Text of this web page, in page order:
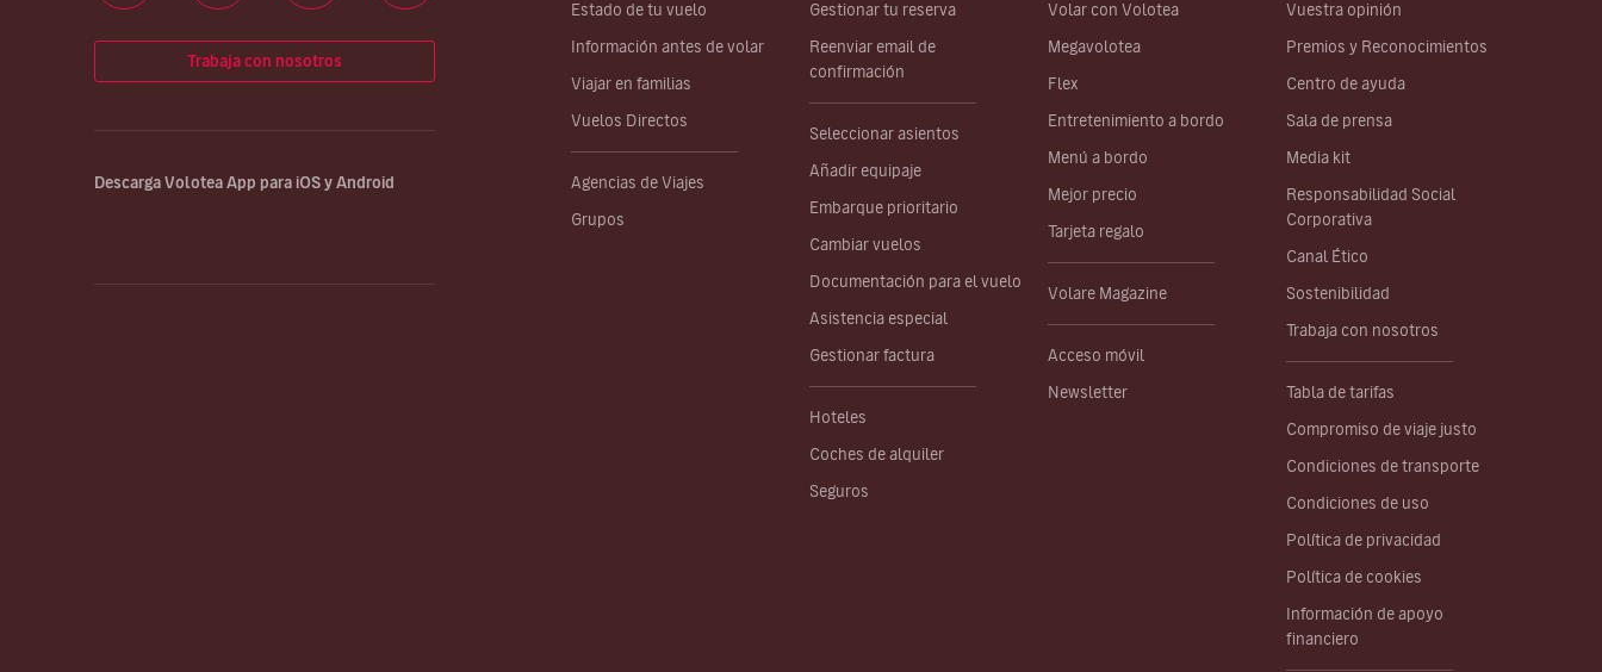
Estado de tu vuelo
Información antes de volar
Viajar en familias
Vuelos Directos
Agencias de Viajes
Grupos
Gestionar tu reserva
Reenviar email de
confirmación
Seleccionar asientos
Añadir equipaje
Embarque prioritario
Cambiar vuelos
Documentación para el vuelo
Asistencia especial
Gestionar factura
Hoteles
Coches de alquiler
Seguros
Volar con Volotea
Megavolotea
Flex
Entretenimiento a bordo
Menú a bordo
Mejor precio
Tarjeta regalo
Volare Magazine
Acceso móvil
Newsletter
Vuestra opinión
Premios y Reconocimientos
Centro de ayuda
Sala de prensa
Media kit
Responsabilidad Social
Corporativa
Canal Ético
Sostenibilidad
Trabaja con nosotros
Tabla de tarifas
Compromiso de viaje justo
Condiciones de transporte
Condiciones de uso
Política de privacidad
Política de cookies
Información de apoyo
financiero
Trabaja con nosotros
Descarga Volotea App para iOS y Android